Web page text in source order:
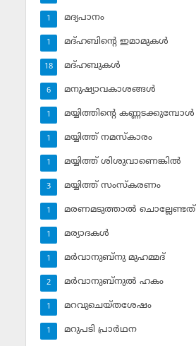
മദ്യപാനം
1
മദ്ഹബിന്റെ ഇമാമുകള്‍
1
മദ്ഹബുകള്‍
18
മനുഷ്യാവകാശങ്ങള്‍
6
മയ്യിത്തിന്റെ കണ്ണടക്കുമ്പോള്‍
1
മയ്യിത്ത് നമസ്‌കാരം
1
മയ്യിത്ത് ശിശുവാണെങ്കില്‍
1
മയ്യിത്ത് സംസ്‌കരണം
3
മരണമടുത്താല്‍ ചൊല്ലേണ്ടത്
1
മര്യാദകള്‍
1
മര്‍വാനുബ്‌നു മുഹമ്മദ്
1
മര്‍വാനുബ്‌നുല്‍ ഹകം
2
മറവുചെയ്തശേഷം
1
മറുപടി പ്രാര്‍ഥന
1